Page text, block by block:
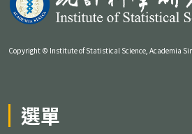
Copyright © Institute of Statistical Science, Academia
選單